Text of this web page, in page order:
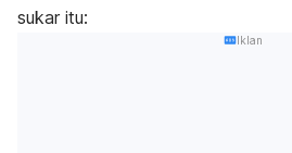
sukar itu:
Iklan